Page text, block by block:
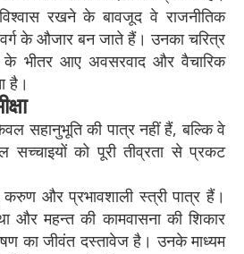
विश्वास रखने के बावजूद वे राजनीतिक
के औजार बन जाते हैं। उनका चरित्र
भीतर आए अवसरवाद और वैचारिक
है।
सहानुभूति की पात्र नहीं हैं, बल्कि वे
सच्चाइयों को पूरी तीव्रता से प्रकट
और प्रभावशाली स्त्री पात्र हैं।
और महन्त की कामवासना की शिकार
का जीवंत दस्तावेज है। उनके माध्यम